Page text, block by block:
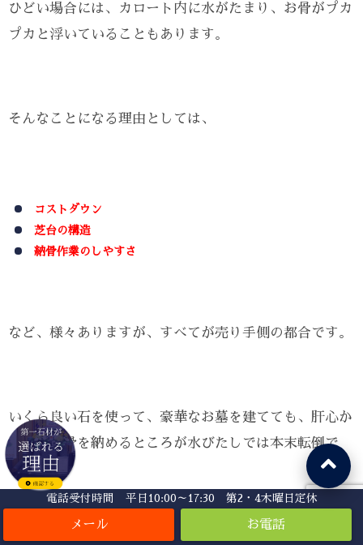
電話受付時間 平日10:00～17:30 第2・4木曜日定休
ひどい場合には、カロート内に水がたまり、お骨がプカ
プカと浮いていることもあります。
そんなことになる理由としては、
コストダウン
芝台の構造
納骨作業のしやすさ
など、様々ありますが、すべてが売り手側の都合です。
いくら良い石を使って、豪華なお墓を建てても、肝心か
なめのお骨を納めるところが水びたしでは本末転倒で
す。